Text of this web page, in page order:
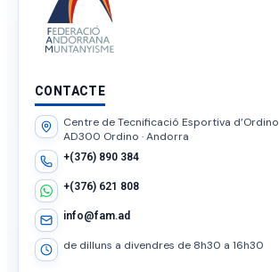
CONTACTE
Centre de Tecnificació Esportiva d’Ordino
AD300 Ordino · Andorra
+(376) 890 384
+(376) 621 808
info@fam.ad
de dilluns a divendres de 8h30 a 16h30